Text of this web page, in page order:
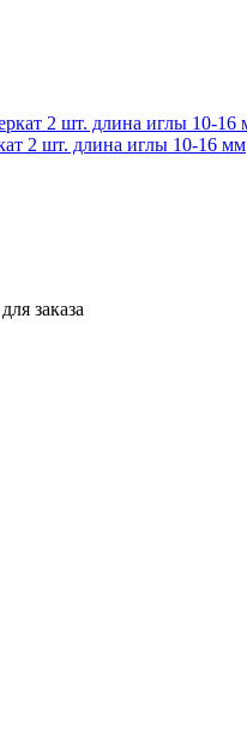
2 шт. длина иглы 10-16 мм
заказа